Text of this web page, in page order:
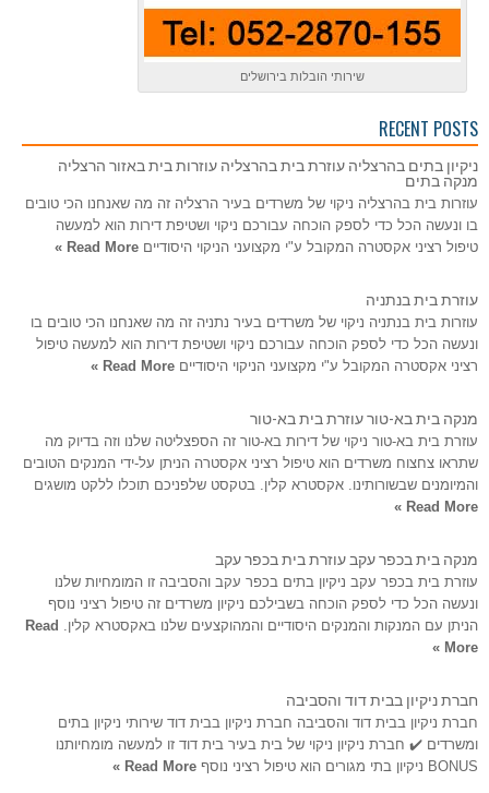
שירותי הובלות בירושלים
RECENT POSTS
ניקיון בתים בהרצליה עוזרת בית בהרצליה עוזרות בית באזור הרצליה
מנקה בתים
עוזרות בית בהרצליה ניקוי של משרדים בעיר הרצליה זה מה שאנחנו הכי טובים
בו ונעשה הכל כדי לספק הוכחה עבורכם ניקוי ושטיפת דירות הוא למעשה
טיפול רציני אקסטרה המקובל ע"י מקצועני הניקוי היסודיים Read More »
עוזרת בית בנתניה
עוזרות בית בנתניה ניקוי של משרדים בעיר נתניה זה מה שאנחנו הכי טובים בו
ונעשה הכל כדי לספק הוכחה עבורכם ניקוי ושטיפת דירות הוא למעשה טיפול
רציני אקסטרה המקובל ע"י מקצועני הניקוי היסודיים Read More »
מנקה בית בא-טור עוזרת בית בא-טור
עוזרת בית בא-טור ניקוי של דירות בא-טור זה הספצליטה שלנו וזה בדיוק מה
שתראו צחצוח משרדים הוא טיפול רציני אקסטרה הניתן על-ידי המנקים הטובים
והמיומנים שבשורותינו. אקסטרא קלין. בטקסט שלפניכם תוכלו ללקט מושגים
Read More »
מנקה בית בכפר עקב עוזרת בית בכפר עקב
עוזרת בית בכפר עקב ניקיון בתים בכפר עקב והסביבה זו המומחיות שלנו
ונעשה הכל כדי לספק הוכחה בשבילכם ניקיון משרדים זה טיפול רציני נוסף
הניתן עם המנקות והמנקים היסודיים והמהוקצעים שלנו באקסטרא קלין. Read
More »
חברת ניקיון בבית דוד והסביבה
חברת ניקיון בבית דוד והסביבה חברת ניקיון בבית דוד שירותי ניקיון בתים
ומשרדים ✔️ חברת ניקיון ניקוי של בית בעיר בית דוד זו למעשה מומחיותנו
BONUS ניקיון בתי מגורים הוא טיפול רציני נוסף
Read More »